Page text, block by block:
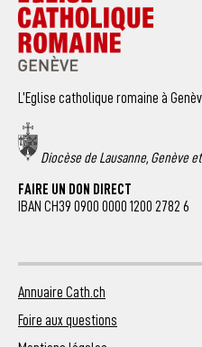
L’Eglise catholique romaine à
Diocèse de Lausanne, Genève
FAIRE UN DON DIRECT
IBAN CH39 0900 0000 1200 2782 6
Annuaire Cath.ch
Foire aux questions